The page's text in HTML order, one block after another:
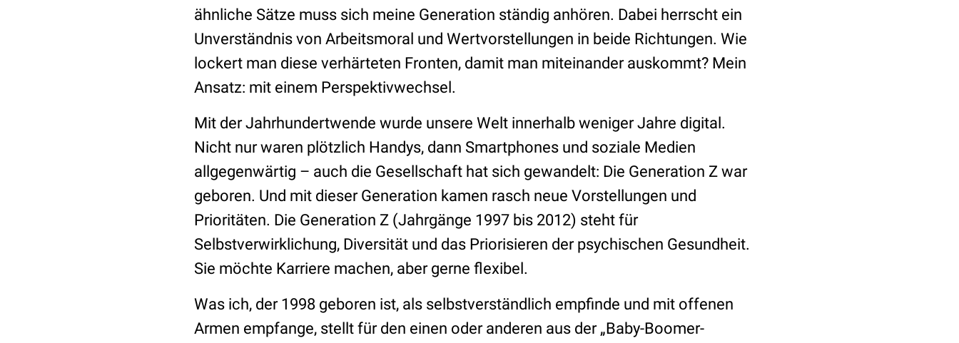
ähnliche Sätze muss sich meine Generation ständig anhören. Dabei herrscht ein
Unverständnis von Arbeitsmoral und Wertvorstellungen in beide Richtungen. Wie
lockert man diese verhärteten Fronten, damit man miteinander auskommt? Mein
Ansatz: mit einem Perspektivwechsel.
Mit der Jahrhundertwende wurde unsere Welt innerhalb weniger Jahre digital.
Nicht nur waren plötzlich Handys, dann Smartphones und soziale Medien
allgegenwärtig – auch die Gesellschaft hat sich gewandelt: Die Generation Z war
geboren. Und mit dieser Generation kamen rasch neue Vorstellungen und
Prioritäten. Die Generation Z (Jahrgänge 1997 bis 2012) steht für
Selbstverwirklichung, Diversität und das Priorisieren der psychischen Gesundheit.
Sie möchte Karriere machen, aber gerne flexibel.
Was ich, der 1998 geboren ist, als selbstverständlich empfinde und mit offenen
Armen empfange, stellt für den einen oder anderen aus der „Baby-Boomer-